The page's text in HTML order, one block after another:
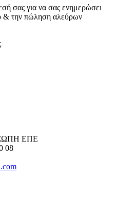
σας για να σας ενημερώσει
& την πώληση αλεύρων
ΕΠΕ
08